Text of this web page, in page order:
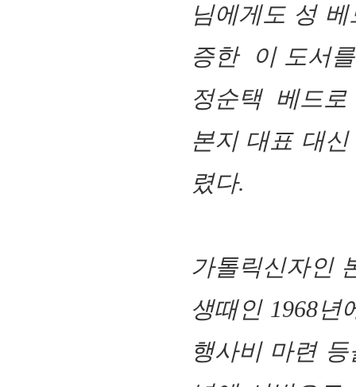
님에게도 성
증한
이 도서
정순택 베드
본지 대표 대
렸다.
가톨릭신자인
생때인 1968
행사비 마련